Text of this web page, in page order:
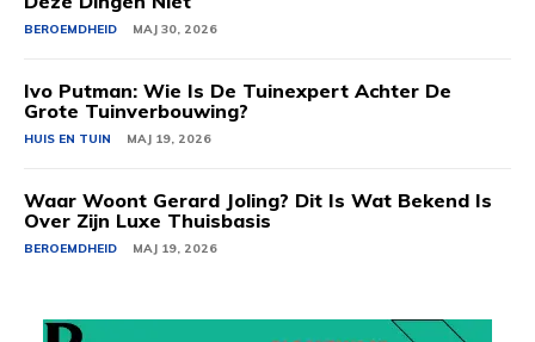
BEROEMDHEID MAJ 30, 2026
Ivo Putman: Wie Is De Tuinexpert Achter De
Grote Tuinverbouwing?
HUIS EN TUIN MAJ 19, 2026
Waar Woont Gerard Joling? Dit Is Wat Bekend Is
Over Zijn Luxe Thuisbasis
BEROEMDHEID MAJ 19, 2026